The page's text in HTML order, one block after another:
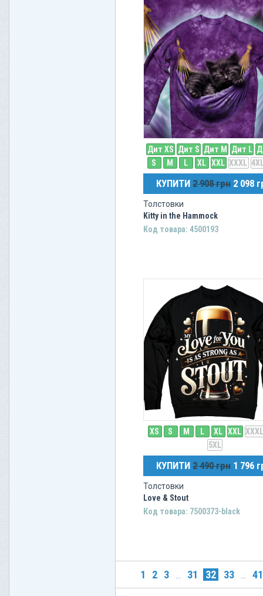
Дит XS Дит S Дит M Дит L
S
M L XL XXL XXXL
КУПИТИ 2 908 грн 2 098
Толстовки
Kitty in the Hammock
Код товара: 4500193
XS S M L XL XXL
5XL
КУПИТИ 2 490 грн 1 796
Толстовки
Love & Stout
Код товара: 7500373-black
1 2 3 31 32 33 41